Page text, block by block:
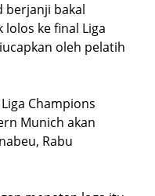
berjanji bakal
lolos ke final Liga
oleh pelatih
Champions
Munich akan
Rabu